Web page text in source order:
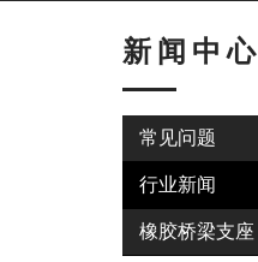
新闻中心
常见问题
行业新闻
橡胶桥梁支座